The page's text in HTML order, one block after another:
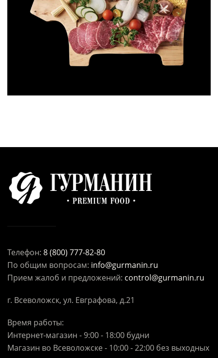
Телефон: 8 (800) 777-82-80
По общим вопросам: info@gurmanin.ru
Прием жалоб и предложений: control@gurmanin.ru
г. Всеволожск, ул. Евграфова, д.21
Время работы:
Интернет-магазин - 9:00 - 18:00 будни
Магазин во Всеволожске - 10:00 - 22:00 без выходных